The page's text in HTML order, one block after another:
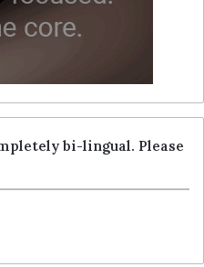
bi-lingual. Please